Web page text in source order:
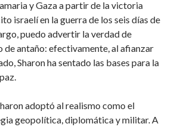
y Gaza a partir de la victoria
israelí en la guerra de los seis días de
puedo advertir la verdad de
de antaño: efectivamente, al afianzar
Sharon ha sentado las bases para la
adoptó al realismo como el
geopolítica, diplomática y militar. A